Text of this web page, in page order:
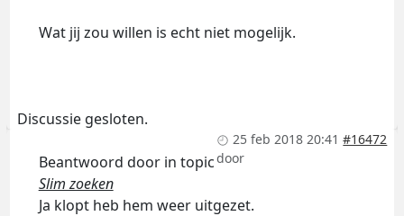
Wat jij zou willen is echt niet mogelijk.
Discussie gesloten.
25 feb 2018 20:41 #16472
door
Beantwoord door in topic
Slim zoeken
Ja klopt heb hem weer uitgezet.